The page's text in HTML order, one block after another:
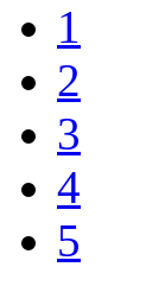
1
2
3
4
5